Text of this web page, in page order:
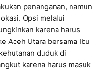
penanganan, namun
Opsi melalui
karena harus
Aceh Utara bersama Ibu
duduk di
karena harus masuk